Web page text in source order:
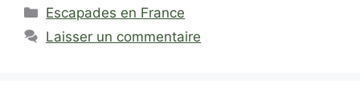
Catégories
Escapades en France
Laisser un commentaire